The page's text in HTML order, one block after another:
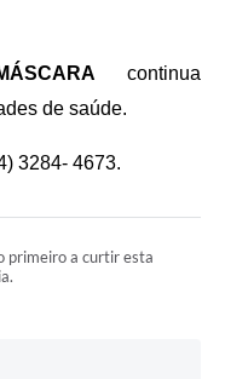
continua
de saúde.
3284- 4673.
primeiro a curtir esta